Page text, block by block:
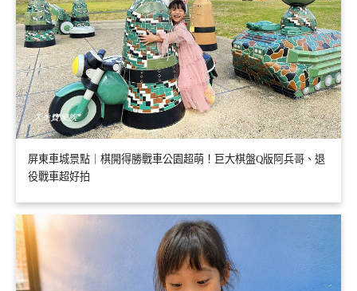
屏東車城景點｜棋開得勝戰車公園超萌！巨大棋盤Q版阿兵哥、退
役戰車超好拍